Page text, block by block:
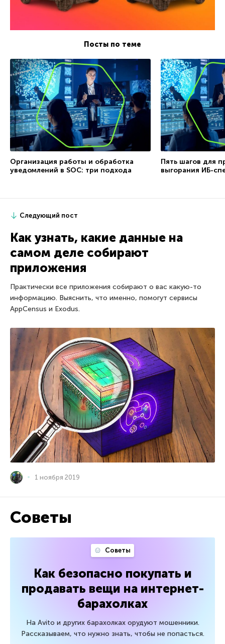
Посты по теме
Организация работы и обработка
уведомлений в SOC: три подхода
Пять шагов для
выгорания ИБ-
Следующий пост
Как узнать, какие данные на
самом деле собирают
приложения
Практически все приложения собирают о вас какую-то
информацию. Выяснить, что именно, помогут сервисы
AppCensus и Exodus.
1 ноября 2019
Советы
Советы
Как безопасно покупать и
продавать вещи на интернет-
барахолках
На Avito и других барахолках орудуют мошенники.
Рассказываем, что нужно знать, чтобы не попасться.